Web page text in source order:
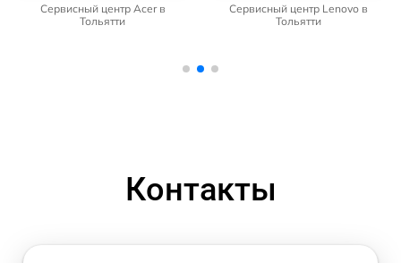
Сервисный центр Acer в
Тольятти
Сервисный центр Lenovo в
Тольятти
Контакты